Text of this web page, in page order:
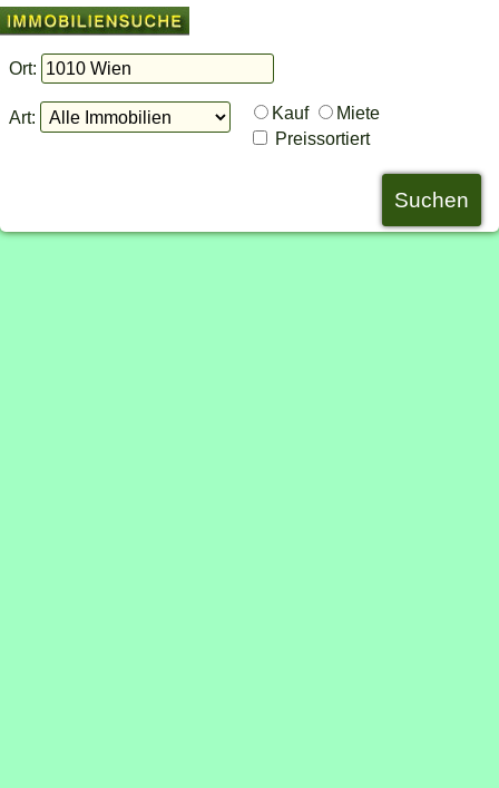
Ort:
Art: Kauf
Miete
Preissortiert